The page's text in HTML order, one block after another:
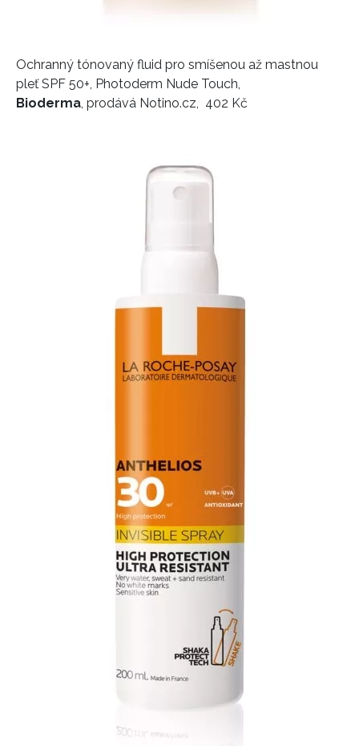
Ochranný tónovaný fluid pro smíšenou až mastnou
pleť SPF 50+, Photoderm Nude Touch,
Bioderma, prodává Notino.cz, 402 Kč